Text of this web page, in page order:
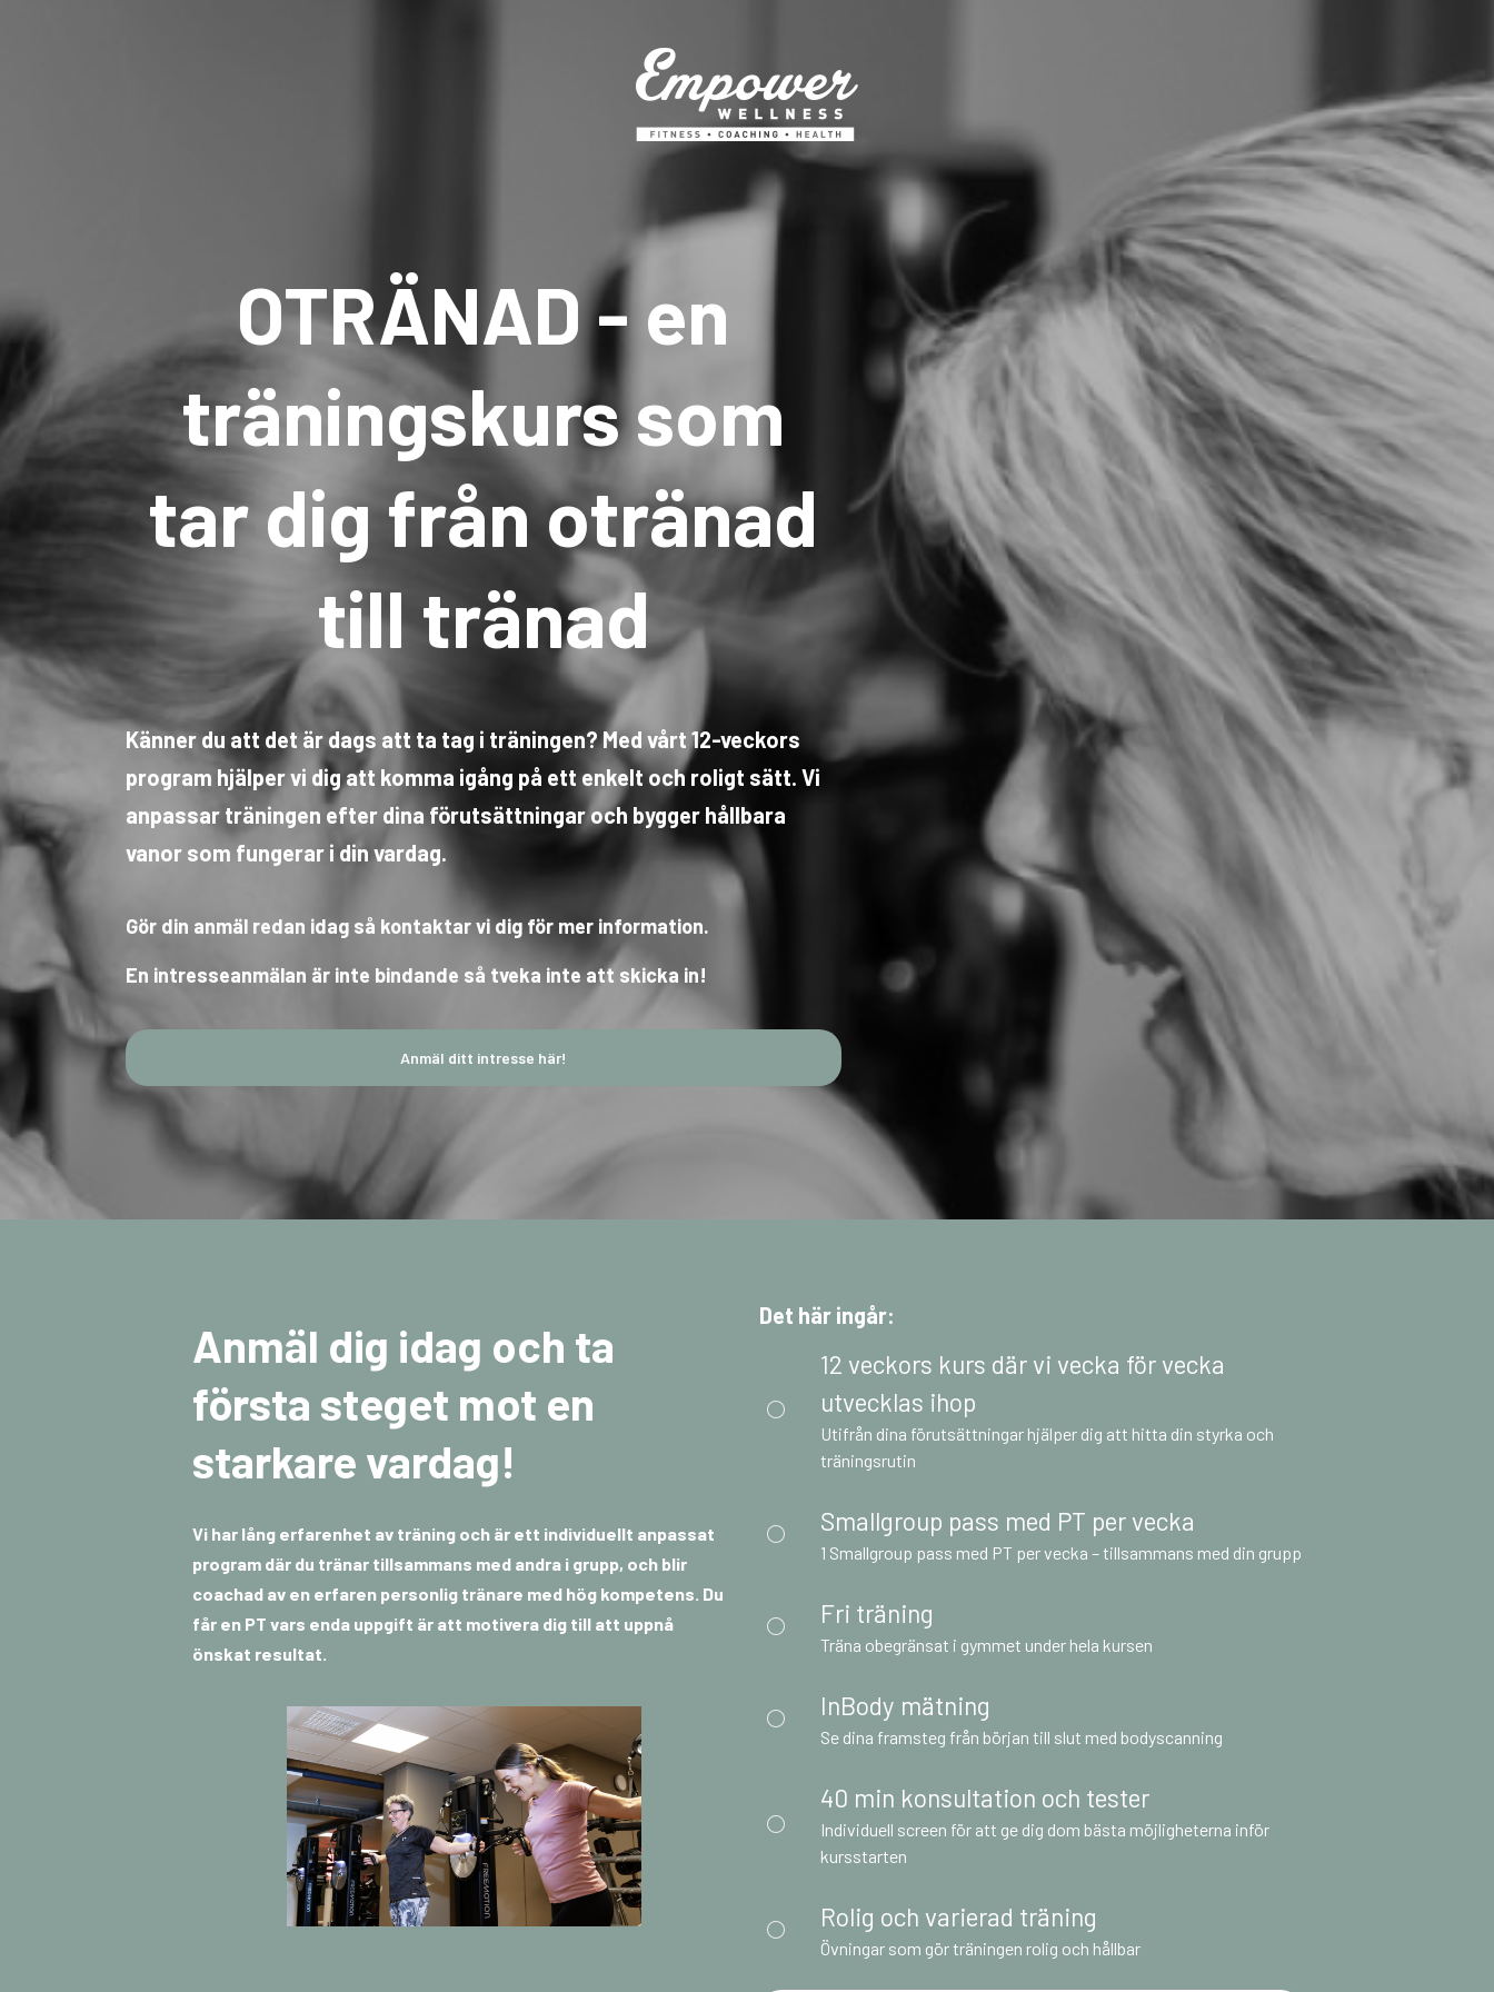
OTRÄNAD - en
träningskurs som
tar dig från otränad
till tränad
Känner du att det är dags att ta tag i träningen? Med vårt 12-veckors
program hjälper vi dig att komma igång på ett enkelt och roligt sätt. Vi
anpassar träningen efter dina förutsättningar och bygger hållbara
vanor som fungerar i din vardag.
Gör din anmäl redan idag så kontaktar vi dig för mer information.
En intresseanmälan är inte bindande så tveka inte att skicka in!
Anmäl ditt intresse här!
Anmäl dig idag och ta
första steget mot en
starkare vardag!
Vi har lång erfarenhet av träning och är ett individuellt anpassat
program där du tränar tillsammans med andra i grupp, och blir
coachad av en erfaren personlig tränare med hög kompetens. Du
får en PT vars enda uppgift är att motivera dig till att uppnå
önskat resultat.
Det här ingår:
12 veckors kurs där vi vecka för vecka
utvecklas ihop
Utifrån dina förutsättningar hjälper dig att hitta din styrka och
träningsrutin
Smallgroup pass med PT per vecka
1 Smallgroup pass med PT per vecka – tillsammans med din grupp
Fri träning
Träna obegränsat i gymmet under hela kursen
InBody mätning
Se dina framsteg från början till slut med bodyscanning
40 min konsultation och tester
Individuell screen för att ge dig dom bästa möjligheterna inför
kursstarten
Rolig och varierad träning
Övningar som gör träningen rolig och hållbar